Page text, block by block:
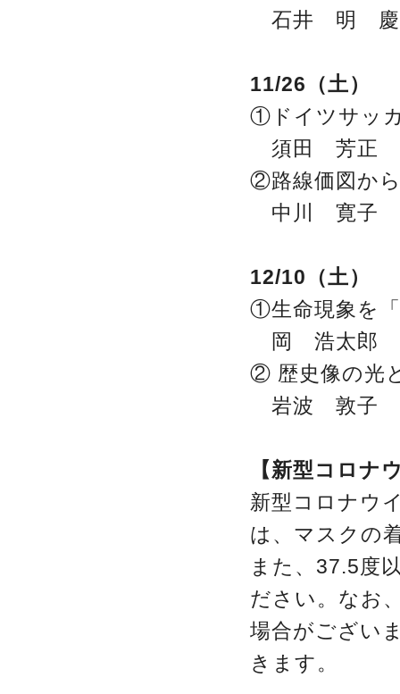
石井 明 慶
11/26（土）
①ドイツサッ
須田 芳正
②路線価図か
中川 寛子
12/10（土）
①生命現象を
岡 浩太郎
② 歴史像の光
岩波 敦子
【新型コロナ
新型コロナウ
は、マスクの
また、37.5度
ださい。なお
場合がござい
きます。